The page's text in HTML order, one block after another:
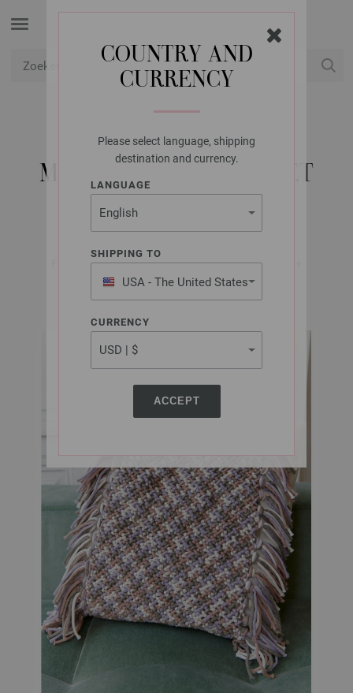
COUNTRY AND
CURRENCY
Please select language, shipping
destination and currency.
LANGUAGE
SHIPPING TO
USA - The United States
of America
CURRENCY
ACCEPT
LANA GROSSA
MACRAMÉKUSSEN MET
FRANJE THE TUBE
FILATI Handstrick No. 76 (Home) - Tijdschrift (DE) +
Breibeschrijvingen (NL) | Model 44